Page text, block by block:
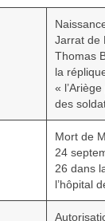
Jarrat de
Thomas
la
«
des
Mort de
24
26 dans
l’hôpital